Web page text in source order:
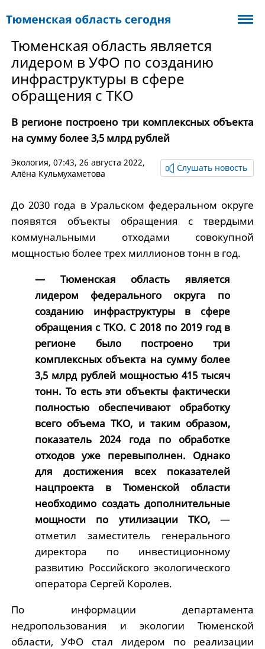
Тюменская область является
лидером в УФО по созданию
инфраструктуры в сфере
обращения с ТКО
В регионе построено три комплексных объекта
на сумму более 3,5 млрд рублей
Экология, 07:43, 26 августа 2022,
Алёна Кульмухаметова
Слушать новость
До 2030 года в Уральском федеральном округе
появятся объекты обращения с твердыми
коммунальными отходами совокупной
мощностью более трех миллионов тонн в год.
— Тюменская область является
лидером федерального округа по
созданию инфраструктуры в сфере
обращения с ТКО. С 2018 по 2019 год в
регионе было построено три
комплексных объекта на сумму более
3,5 млрд рублей мощностью 415 тысяч
тонн. То есть эти объекты фактически
полностью обеспечивают обработку
всего объема ТКО, и таким образом,
показатель 2024 года по обработке
отходов уже перевыполнен. Однако
для достижения всех показателей
нацпроекта в Тюменской области
необходимо создать дополнительные
мощности по утилизации ТКО,—
отметил заместитель генерального
директора по инвестиционному
развитию Российского экологического
оператора Сергей Королев.
По информации департамента
недропользования и экологии Тюменской
области, УФО стал лидером по реализации